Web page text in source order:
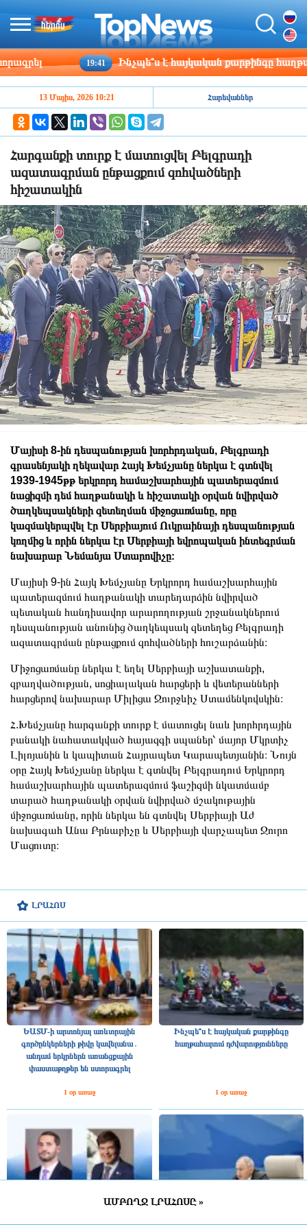
19:41 Ինչպե՞ս է հայկական քարթինգը
ԼՐԱՀՈՍ
ԵԱՏՄ-ի արտոնյալ առևտրային
գործընկերների թիվը կավելանա․
անդամ երկրներն առանցքային
փաստաթղթեր են ստորագրել
1 օր առաջ
Ինչպե՞ս է հայկական քարթինգը
հաղթահարում դժվարությունները
1 օր առաջ
ԱՄԲՈՂՋ ԼՐԱՀՈՍԸ »
13 Մայիս, 2026 10:21 Հարեվաններ
Հարգանքի տուրք է մատուցվել Բելգրադի
ազատագրման ընթացքում զոհվածների
հիշատակին
Մայիսի 8-ին դեսպանության խորհրդական, Բելգրադի
գրասենյակի ղեկավար Հայկ Խեմչյանը ներկա է գտնվել
1939-1945թթ երկրորդ համաշխարհային պատերազմում
նացիզմի դեմ հաղթանակի և հիշատակի օրվան նվիրված
ծաղկեպսակների զետեղման միջոցառմանը, որը
կազմակերպվել էր Սերբիայում Ուկրաինայի դեսպանության
կողմից և որին ներկա էր Սերբիայի եվրոպական ինտեգրման
նախարար Նեմանյա Ստարովիչը։
Մայիսի 9-ին Հայկ Խեմչյանը Երկրորդ համաշխարհային
պատերազմում հաղթանակի տարեդարձին նվիրված
պետական հանդիսավոր արարողության շրջանակներում
դեսպանության անունից ծաղկեպսակ զետեղեց Բելգրադի
ազատագրման ընթացքում զոհվածների հուշարձանին։
Միջոցառմանը ներկա է եղել Սերբիայի աշխատանքի,
զբաղվածության, սոցիալական հարցերի և վետերանների
հարցերով նախարար Միլիցա Ջուրջևիչ Ստամենկովսկին։
Հ.Խեմչյանը հարգանքի տուրք է մատուցել նաև խորհրդային
բանակի նահատակված հայազգի սպաներ՝ մայոր Մկրտիչ
Լիլոյանին և կապիտան Հայրապետ Կարապետյանին։ Նույն
օրը Հայկ Խեմչյանը ներկա է գտնվել Բելգրադում Երկրորդ
համաշխարհային պատերազմում ֆաշիզմի նկատմամբ
տարած հաղթանակի օրվան նվիրված մշակութային
միջոցառմանը, որին ներկա են գտնվել Սերբիայի Աժ
նախագահ Անա Բրնաբիչը և Սերբիայի վարչապետ Ջուրո
Մացուտը։